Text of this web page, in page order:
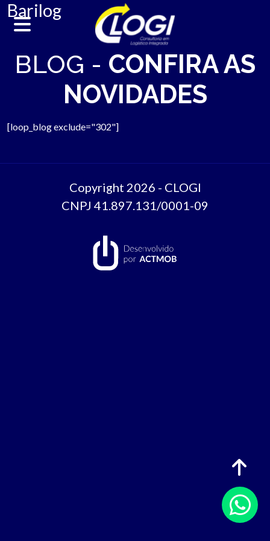
SOBRE
NOSSOS SERVIÇOS
PLANO DE TRABALHO
PARCEIROS
CONTATO
Barilog
BLOG - CONFIRA AS
NOVIDADES
[loop_blog exclude="302"]
Copyright 2026 - CLOGI
CNPJ 41.897.131/0001-09